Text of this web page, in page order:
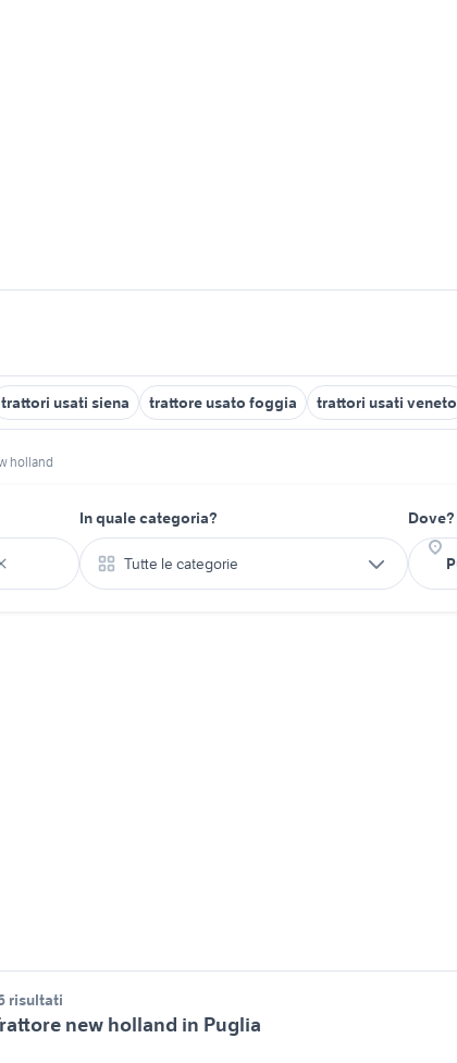
trattori usati siena trattore usato foggia trattori usati veneto
holland
In quale categoria?
Tutte le categorie
Dove?
risultati
new holland in Puglia